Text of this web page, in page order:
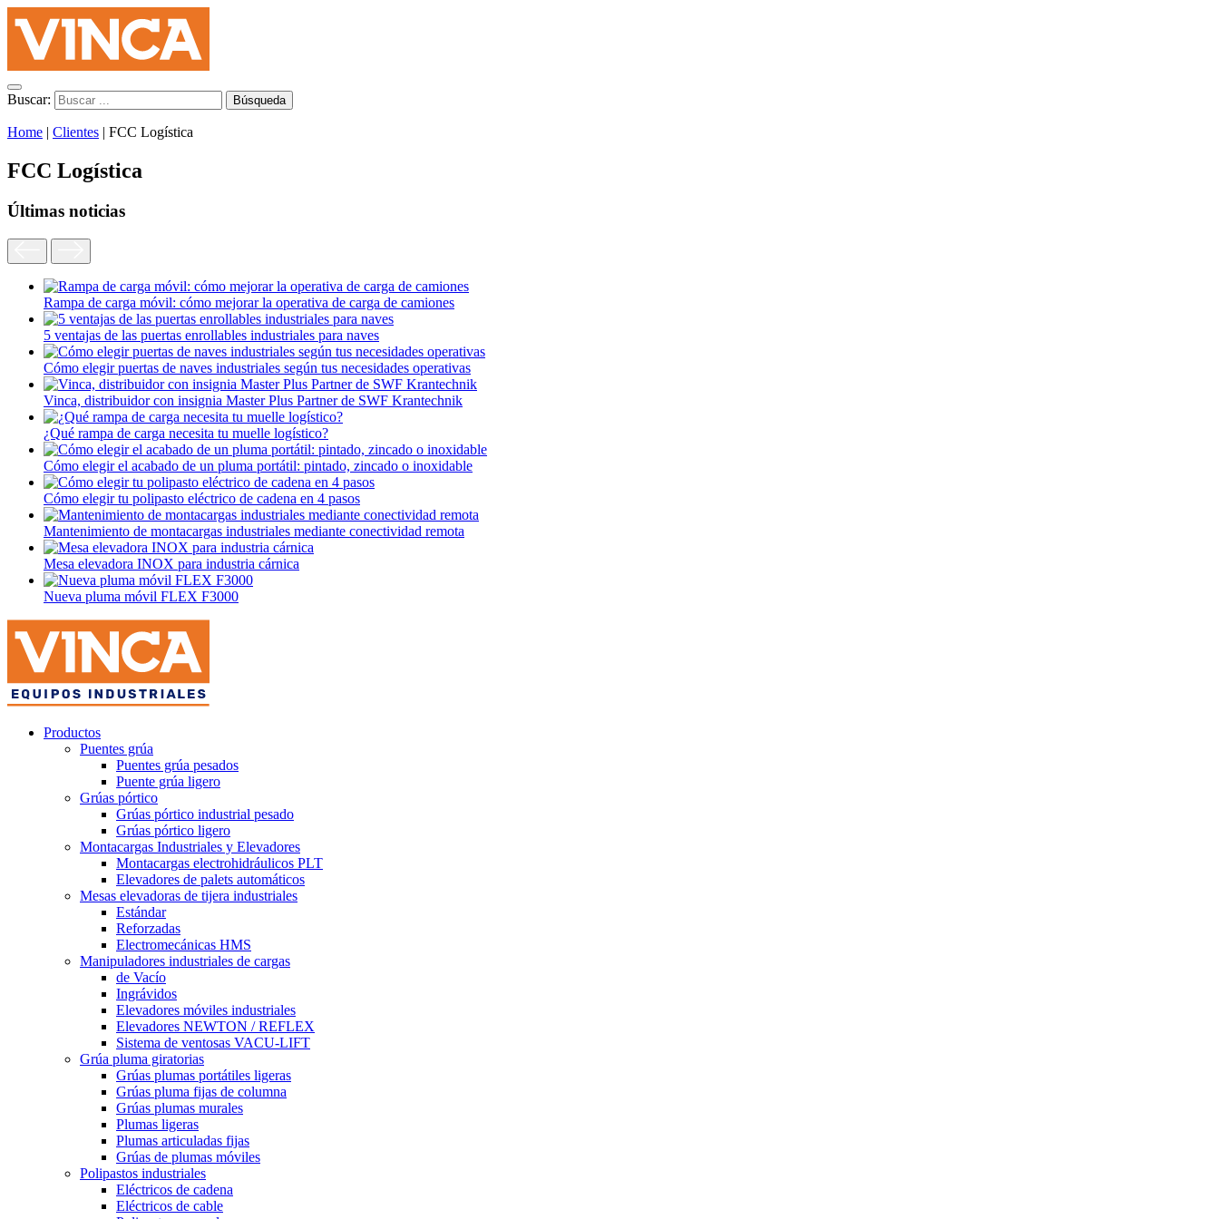
Buscar:
Home | Clientes | FCC Logística
FCC Logística
Últimas noticias
Rampa de carga móvil: cómo mejorar la operativa de carga de camiones
5 ventajas de las puertas enrollables industriales para naves
Cómo elegir puertas de naves industriales según tus necesidades operativas
Vinca, distribuidor con insignia Master Plus Partner de SWF Krantechnik
¿Qué rampa de carga necesita tu muelle logístico?
Cómo elegir el acabado de un pluma portátil: pintado, zincado o inoxidable
Cómo elegir tu polipasto eléctrico de cadena en 4 pasos
Mantenimiento de montacargas industriales mediante conectividad remota
Mesa elevadora INOX para industria cárnica
Nueva pluma móvil FLEX F3000
Productos
Puentes grúa
Puentes grúa pesados
Puente grúa ligero
Grúas pórtico
Grúas pórtico industrial pesado
Grúas pórtico ligero
Montacargas Industriales y Elevadores
Montacargas electrohidráulicos PLT
Elevadores de palets automáticos
Mesas elevadoras de tijera industriales
Estándar
Reforzadas
Electromecánicas HMS
Manipuladores industriales de cargas
de Vacío
Ingrávidos
Elevadores móviles industriales
Elevadores NEWTON / REFLEX
Sistema de ventosas VACU-LIFT
Grúa pluma giratorias
Grúas plumas portátiles ligeras
Grúas pluma fijas de columna
Grúas plumas murales
Plumas ligeras
Plumas articuladas fijas
Grúas de plumas móviles
Polipastos industriales
Eléctricos de cadena
Eléctricos de cable